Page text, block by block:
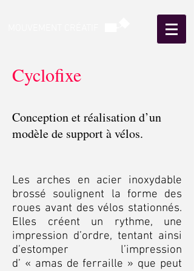
Cyclofixe
Conception et réalisation d’un
modèle de support à vélos.
Les arches en acier inoxydable
brossé soulignent la forme des
roues avant des vélos stationnés.
Elles créent un rythme, une
impression d’ordre, tentant ainsi
d’estomper l’impression
d’ « amas de ferraille » que peut